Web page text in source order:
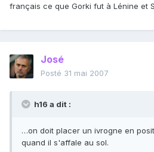
français ce que Gorki fut à Lénine et
José
Posté 31 mai 2007
h16 a dit :
…on doit placer un ivrogne en
quand il s'affale au sol.